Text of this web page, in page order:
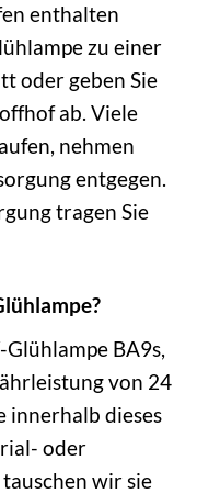
enthalten
zu einer
oder geben Sie
ab. Viele
nehmen
entgegen.
tragen Sie
BA9s,
von 24
innerhalb dieses
oder
wir sie